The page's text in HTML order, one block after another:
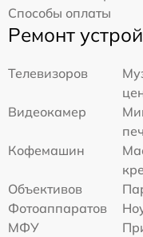
Способы оплаты
Ремонт
Телевизоров
Видеокамер
Кофемашин
Объективов
Фотоаппаратов
МФУ